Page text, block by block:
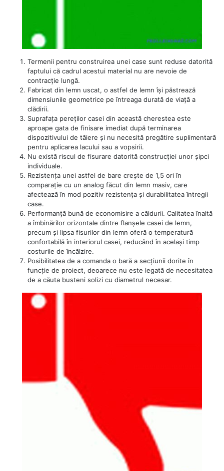
Termenii pentru construirea unei case sunt reduse datorită
faptului că cadrul acestui material nu are nevoie de
contracție lungă.
Fabricat din lemn uscat, o astfel de lemn își păstrează
dimensiunile geometrice pe întreaga durată de viață a
clădirii.
Suprafața pereților casei din această cherestea este
aproape gata de finisare imediat după terminarea
dispozitivului de tăiere și nu necesită pregătire suplimentară
pentru aplicarea lacului sau a vopsirii.
Nu există riscul de fisurare datorită construcției unor șipci
individuale.
Rezistența unei astfel de bare crește de 1,5 ori în
comparație cu un analog făcut din lemn masiv, care
afectează în mod pozitiv rezistența și durabilitatea întregii
case.
Performanță bună de economisire a căldurii. Calitatea înaltă
a îmbinărilor orizontale dintre flanșele casei de lemn,
precum și lipsa fisurilor din lemn oferă o temperatură
confortabilă în interiorul casei, reducând în același timp
costurile de încălzire.
Posibilitatea de a comanda o bară a secțiunii dorite în
funcție de proiect, deoarece nu este legată de necesitatea
de a căuta busteni solizi cu diametrul necesar.